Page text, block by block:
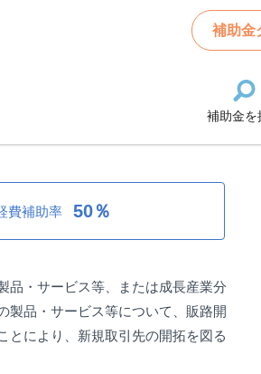
補助金
補助金を
費補助率 50％
品・サービス等、または成長産業分
製品・サービス等について、販路開
とにより、新規取引先の開拓を図る